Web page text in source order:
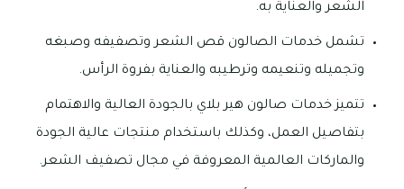
الشعر والعناية به.
تشمل خدمات الصالون قص الشعر وتصفيفه وصبغه
وتجميله وتنعيمه وترطيبه والعناية بفروة الرأس.
تتميز خدمات صالون هير بلاي بالجودة العالية والاهتمام
بتفاصيل العمل، وكذلك باستخدام منتجات عالية الجودة
والماركات العالمية المعروفة في مجال تصفيف الشعر.